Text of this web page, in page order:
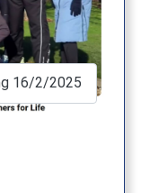
16/2/2025